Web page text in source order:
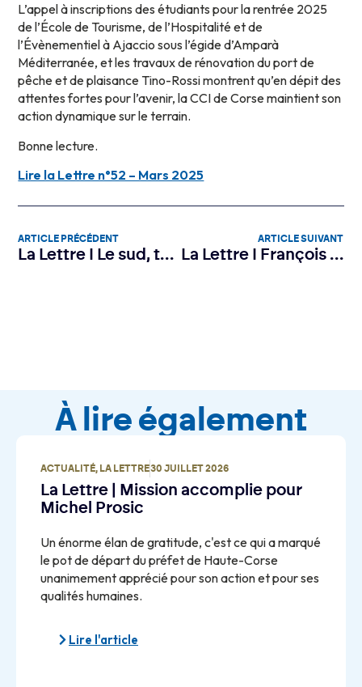
L’appel à inscriptions des étudiants pour la rentrée 2025
de l’École de Tourisme, de l’Hospitalité et de
l’Évènementiel à Ajaccio sous l’égide d’Amparà
Méditerranée, et les travaux de rénovation du port de
pêche et de plaisance Tino-Rossi montrent qu’en dépit des
attentes fortes pour l’avenir, la CCI de Corse maintient son
action dynamique sur le terrain.
Bonne lecture.
Lire la Lettre n°52 – Mars 2025
ARTICLE PRÉCÉDENT
La Lettre I Le sud, territoire modèle de la formation
ARTICLE SUIVANT
La Lettre I François Rebsamen, un allié de la Corse
À lire également
ACTUALITÉ, LA LETTRE30 JUILLET 2026
La Lettre | Mission accomplie pour
Michel Prosic
Un énorme élan de gratitude, c'est ce qui a marqué
le pot de départ du préfet de Haute-Corse
unanimement apprécié pour son action et pour ses
qualités humaines.
Lire l'article